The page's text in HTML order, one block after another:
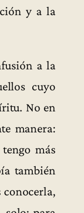
y a la
a la
cuyo
No en
manera:
más
también
conocerla,